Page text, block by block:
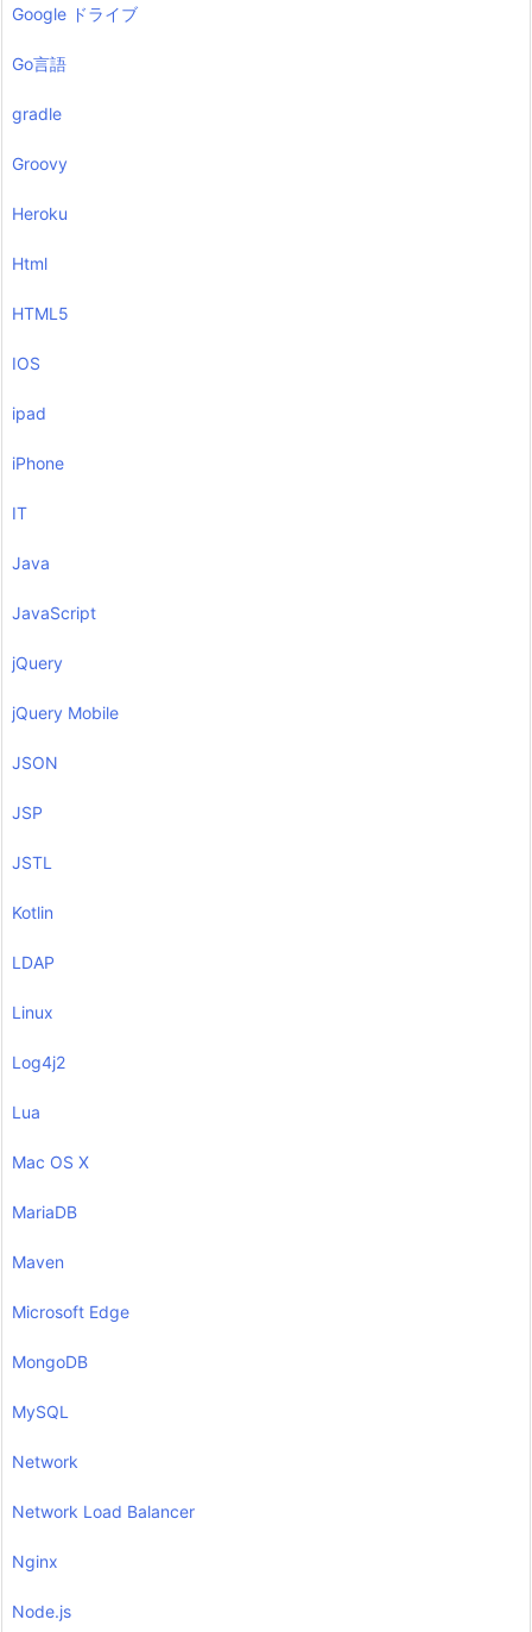
Google ドライブ
Go言語
gradle
Groovy
Heroku
Html
HTML5
IOS
ipad
iPhone
IT
Java
JavaScript
jQuery
jQuery Mobile
JSON
JSP
JSTL
Kotlin
LDAP
Linux
Log4j2
Lua
Mac OS X
MariaDB
Maven
Microsoft Edge
MongoDB
MySQL
Network
Network Load Balancer
Nginx
Node.js